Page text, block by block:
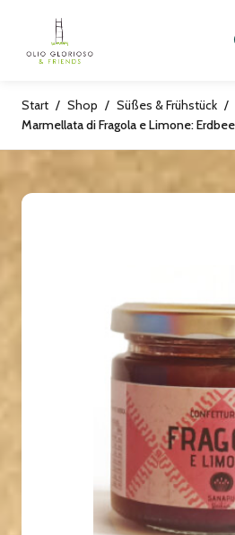
Start / Shop / Süßes & Frühstück /